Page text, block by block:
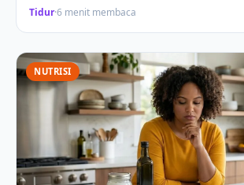
Tidur·6 menit membaca
NUTRISI